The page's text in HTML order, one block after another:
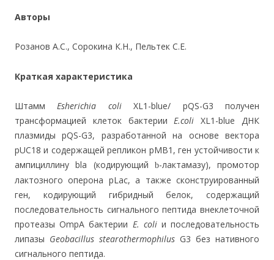
Авторы
Розанов А.С., Сорокина К.Н., Пельтек С.Е.
Краткая характеристика
ШтаммEsherichia coliXL1-blue/ pQS-G3 получен
трансформацией клеток бактерииЕ.coli XL1-blue ДНК
плазмиды pQS-G3, разработанной на основе вектора
рUC18 и содержащей репликон pMB1, ген устойчивости к
ампициллину bla (кодирующий
b-лактамазу), промотор
лактозного оперона pLac, а также сконструированный
ген, кодирующий гибридный белок, содержащий
последовательность сигнального пептида внеклеточной
протеазы OmpA бактерии E. coliи последовательность
липазы Geobacillus stearothermophilus G3 без нативного
сигнального пептида.